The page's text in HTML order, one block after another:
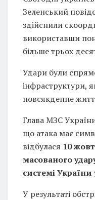
Зеленський
здійснили
використавши
більше трьох
Удари були
інфраструктури,
повсякденне
Глава МЗС
що атака має
відбулася 10
масованого
системі України
У результаті